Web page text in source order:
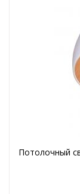
Потолочный